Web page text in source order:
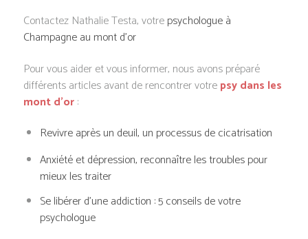
Contactez Nathalie Testa, votrepsychologue à
Champagne au mont d’or
Pour vous aider et vous informer, nous avons préparé
différents articles avant de rencontrer votrepsy dans les
mont d’or:
Revivre après un deuil, un processus de cicatrisation
Anxiété et dépression, reconnaître les troubles pour
mieux les traiter
Se libérer d’une addiction : 5 conseils de votre
psychologue